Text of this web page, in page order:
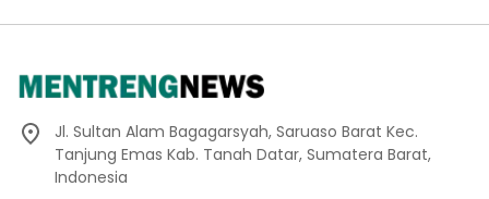
Jl. Sultan Alam Bagagarsyah, Saruaso Barat Kec.
Tanjung Emas Kab. Tanah Datar, Sumatera Barat,
Indonesia